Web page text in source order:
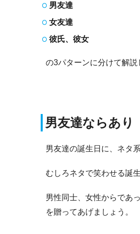
男友達
女友達
彼氏、彼女
の3パターンに分けて解説
男友達ならあり
男友達の誕生日に、ネタ
むしろネタで笑わせる誕
男性同士、女性からであ
を贈ってあげましょう。